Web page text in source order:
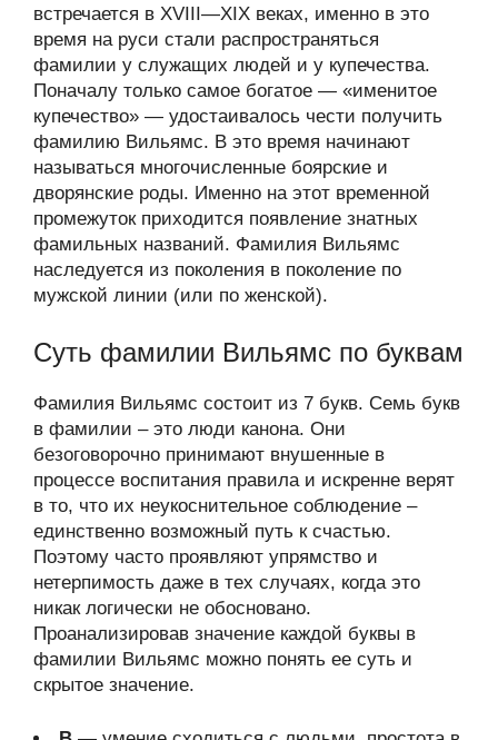
встречается в XVIII—XIX веках, именно в это
время на руси стали распространяться
фамилии у служащих людей и у купечества.
Поначалу только самое богатое — «именитое
купечество» — удостаивалось чести получить
фамилию Вильямс. В это время начинают
называться многочисленные боярские и
дворянские роды. Именно на этот временной
промежуток приходится появление знатных
фамильных названий. Фамилия Вильямс
наследуется из поколения в поколение по
мужской линии (или по женской).
Суть фамилии Вильямс по буквам
Фамилия Вильямс состоит из 7 букв. Семь букв
в фамилии – это люди канона. Они
безоговорочно принимают внушенные в
процессе воспитания правила и искренне верят
в то, что их неукоснительное соблюдение –
единственно возможный путь к счастью.
Поэтому часто проявляют упрямство и
нетерпимость даже в тех случаях, когда это
никак логически не обосновано.
Проанализировав значение каждой буквы в
фамилии Вильямс можно понять ее суть и
скрытое значение.